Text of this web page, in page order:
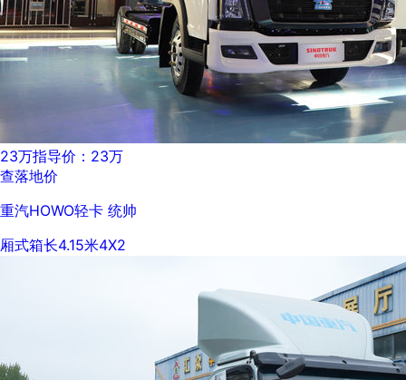
23万指导价：23万
查落地价
重汽HOWO轻卡 统帅
厢式箱长4.15米4X2